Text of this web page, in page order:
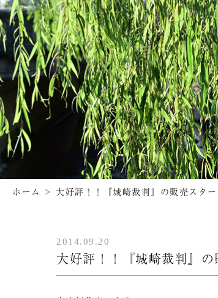
ホーム > 大好評！！『城崎裁判』の販売スター
2014.09.20
大好評！！『城崎裁判』の